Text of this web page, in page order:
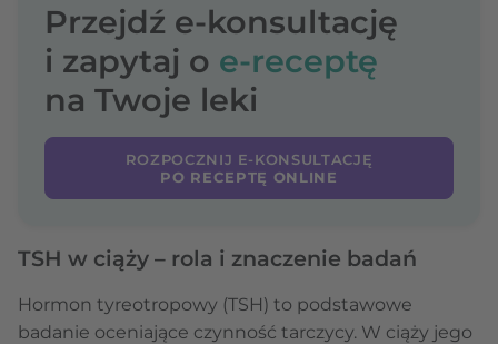
Przejdź e-konsultację
i zapytaj o e-receptę
na Twoje leki
ROZPOCZNIJ E-KONSULTACJĘ
PO RECEPTĘ ONLINE
TSH w ciąży – rola i znaczenie badań
Hormon tyreotropowy (TSH) to podstawowe
badanie oceniające czynność tarczycy. W ciąży jego